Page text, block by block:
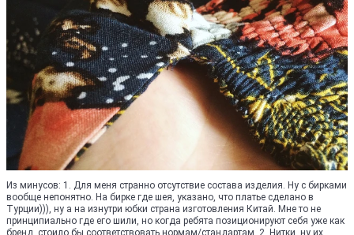
Из минусов: 1. Для меня странно отсутствие состава изделия. Ну с бирками
вообще непонятно. На бирке где шея, указано, что платье сделано в
Турции))), ну а на изнутри юбки страна изготовления Китай. Мне то не
принципиально где его шили, но когда ребята позиционируют себя уже как
бренд, стоило бы соответствовать нормам/стандартам. 2. Нитки. ну их